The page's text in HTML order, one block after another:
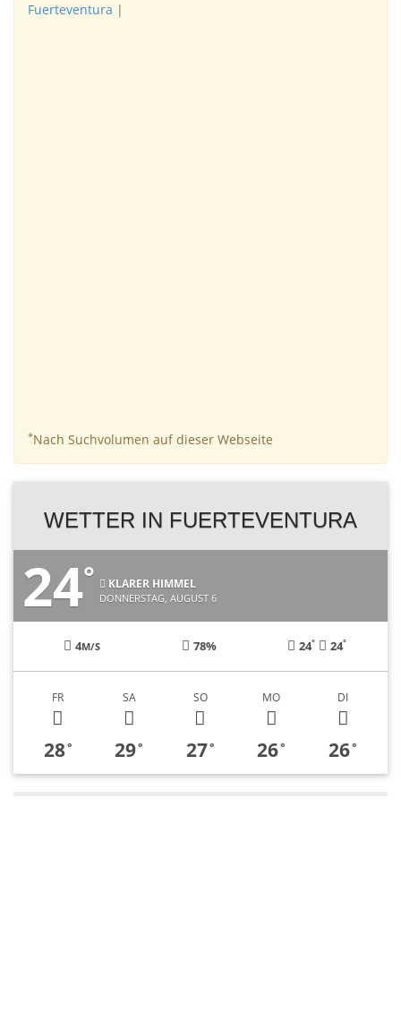
Fuerteventura |
*Nach Suchvolumen auf dieser Webseite
WETTER IN FUERTEVENTURA
24° KLARER HIMMEL
DONNERSTAG, AUGUST 6
4M/S 78% 24° 24°
FR
28°
SA
29°
SO
27°
MO
26°
DI
26°